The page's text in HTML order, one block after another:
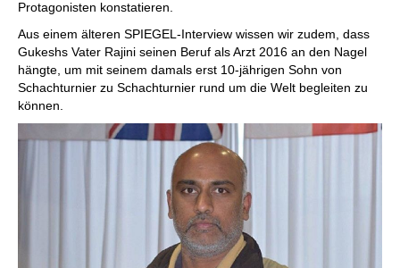
Protagonisten konstatieren.
Aus einem älteren SPIEGEL-Interview wissen wir zudem, dass
Gukeshs Vater Rajini seinen Beruf als Arzt 2016 an den Nagel
hängte, um mit seinem damals erst 10-jährigen Sohn von
Schachturnier zu Schachturnier rund um die Welt begleiten zu
können.